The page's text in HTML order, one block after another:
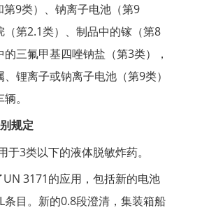
第9类）、钠离子电池（第9
（第2.1类）、制品中的镓（第8
三氟甲基四唑钠盐（第3类），
锂离子或钠离子电池（第9类）
。
规定
于3类以下的液体脱敏炸药。
UN 3171的应用，包括新的电池
条目。新的0.8段澄清，集装箱船